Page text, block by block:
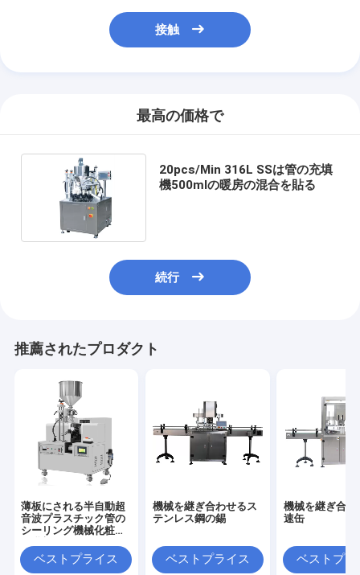
接触
最高の価格で
20pcs/Min 316L SSは管の充填
機500mlの暖房の混合を貼る
続行
推薦されたプロダクト
薄板にされる半自動超
音波プラスチック管の
シーリング機械化粧品
ベストプライス
機械を継ぎ合わせるス
テンレス鋼の錫
ベストプライス
機械を継ぎ合わ
速缶
ベストプラ